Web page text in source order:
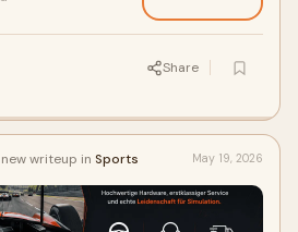
Share
writeup in Sports May 19, 2026